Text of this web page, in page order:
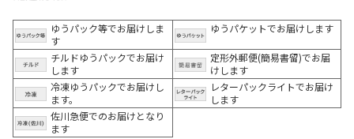
ゆうパック等でお届けしま
す
ゆうパケットでお届けします
チルドゆうパックでお届け
します
定形外郵便(簡易書留)でお届
けします
冷凍ゆうパックでお届けし
ます。
レターパックライトでお届け
します
佐川急便でのお届けとなり
ます